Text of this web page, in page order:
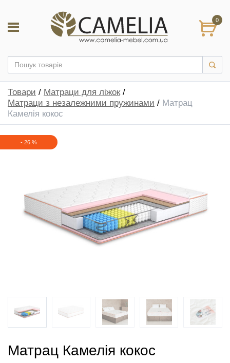
0
Товари / Матраци для ліжок/
Матраци з незалежними пружинами / Матрац
Камелія кокос
- 26 %
Матрац Камелія кокос